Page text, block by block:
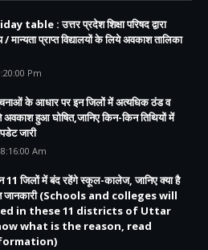
table : उत्तर प्रदेश शिक्षा परिषद द्वारा
/ मान्यता प्राप्त विद्यालयों के लिये अवकाश तालिका
Pm
के आधार पर इन जिलों में अत्यधिक ठंड व
हुआ घोषित,जानिए किन-किन तिथियों में
जारी
Am
11 जिलों में बंद रहेंगे स्कूल-कालेज, जानिए क्या है
जानकारी (Schools and colleges will
in these 11 districts of Uttar
what is the reason, read